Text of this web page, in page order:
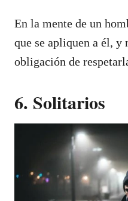
En la mente de un
que se apliquen a él, y
obligación de
6. Solitarios